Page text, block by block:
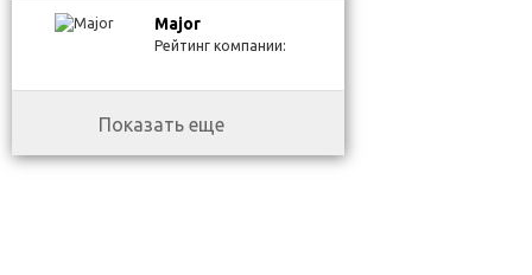
Major
Рейтинг компании:
Показать еще